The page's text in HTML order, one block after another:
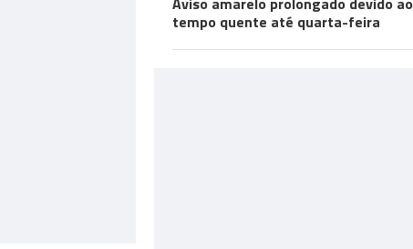
tempo quente até quarta-feira